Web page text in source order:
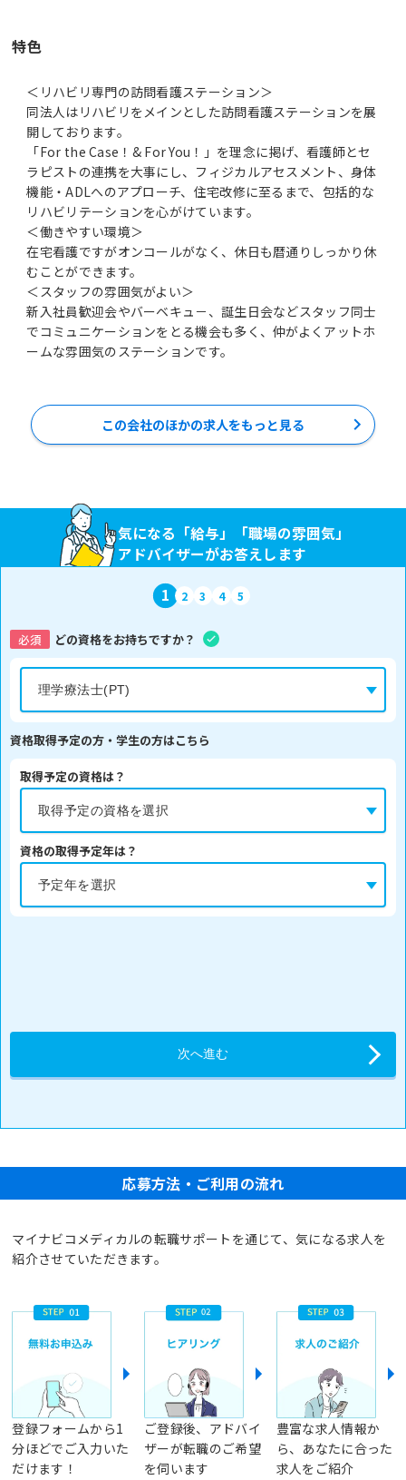
特色
＜リハビリ専門の訪問看護ステーション＞
同法人はリハビリをメインとした訪問看護ステーションを展
開しております。
「For the Case！& For You！」を理念に掲げ、看護師とセ
ラピストの連携を大事にし、フィジカルアセスメント、身体
機能・ADLへのアプローチ、住宅改修に至るまで、包括的な
リハビリテーションを心がけています。
＜働きやすい環境＞
在宅看護ですがオンコールがなく、休日も暦通りしっかり休
むことができます。
＜スタッフの雰囲気がよい＞
新入社員歓迎会やバーベキュ－、誕生日会などスタッフ同士
でコミュニケーションをとる機会も多く、仲がよくアットホ
ームな雰囲気のステーションです。
この会社のほかの求人をもっと見る
気になる「給与」「職場の雰囲気」
アドバイザーがお答えします
1 2 3 4 5
必須 どの資格をお持ちですか？
資格取得予定の方・学生の方はこちら
取得予定の資格は？
資格の取得予定年は？
応募方法・ご利用の流れ
マイナビコメディカルの転職サポートを通じて、気になる求人を
紹介させていただきます。
登録フォームから1
分ほどでご入力いた
だけます！
ご登録後、アドバイ
ザーが転職のご希望
を伺います
豊富な求人情報か
ら、あなたに合った
求人をご紹介